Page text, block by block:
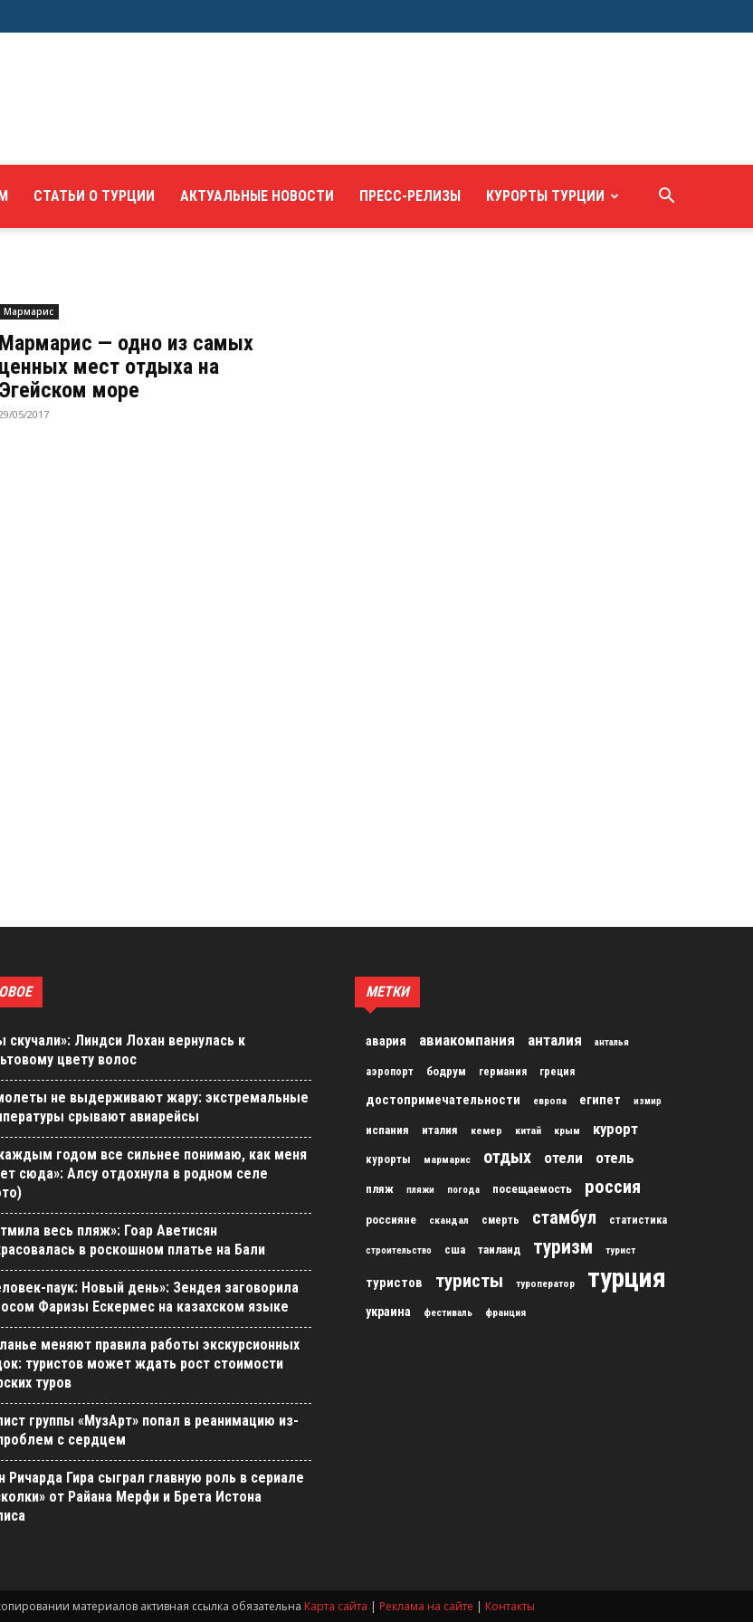
СТАТЬИ О ТУРЦИИ АКТУАЛЬНЫЕ НОВОСТИ ПРЕСС-РЕЛИЗЫ КУРОРТЫ ТУРЦИИ
Мармарис
Мармарис — одно из самых
ценных мест отдыха на
Эгейском море
05/2017
скучали»: Линдси Лохан вернулась к
цвету волос
не выдерживают жару: экстремальные
срывают авиарейсы
годом все сильнее понимаю, как меня
сюда»: Алсу отдохнула в родном селе
весь пляж»: Гоар Аветисян
в роскошном платье на Бали
паук: Новый день»: Зендея заговорила
Фаризы Ескермес на казахском языке
меняют правила работы экскурсионных
туристов может ждать рост стоимости
туров
группы «МузАрт» попал в реанимацию из-
с сердцем
Ричарда Гира сыграл главную роль в сериале
от Райана Мерфи и Брета Истона
МЕТКИ
авария авиакомпания анталия анталья
аэропорт бодрум германия греция
достопримечательности европа египет измир
испания италия кемер китай крым курорт
курорты мармарис отдых отели отель
пляж пляжи погода посещаемость россия
россияне скандал смерть стамбул статистика
строительство сша таиланд туризм турист
туристов туристы туроператор турция
украина фестиваль франция
материалов активная ссылка обязательна Карта сайта | Реклама на сайте | Контакты